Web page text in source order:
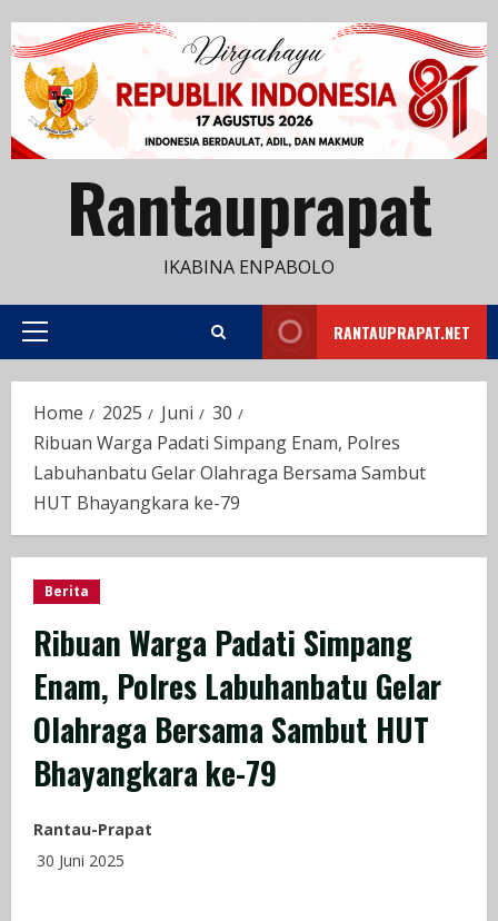
to
content
Rantauprapat
IKABINA ENPABOLO
Primary
RANTAUPRAPAT.NET
Home 2025 Juni
30
Ribuan Warga Padati Simpang Enam, Polres
Labuhanbatu Gelar Olahraga Bersama Sambut
HUT Bhayangkara ke-79
Berita
Ribuan Warga Padati Simpang
Enam, Polres Labuhanbatu Gelar
Olahraga Bersama Sambut HUT
Bhayangkara ke-79
Rantau-Prapat
30 Juni 2025